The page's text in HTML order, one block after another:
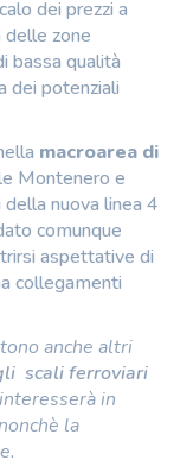
dei prezzi a
delle zone
bassa qualità
dei potenziali
macroarea di
Montenero e
della nuova linea 4
comunque
aspettative di
collegamenti
anche altri
scali ferroviari
in
la